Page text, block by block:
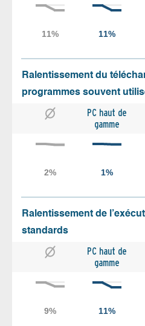
Ralentissement du
programmes souvent
PC haut de
gamme
Ralentissement de
standards
PC haut de
gamme